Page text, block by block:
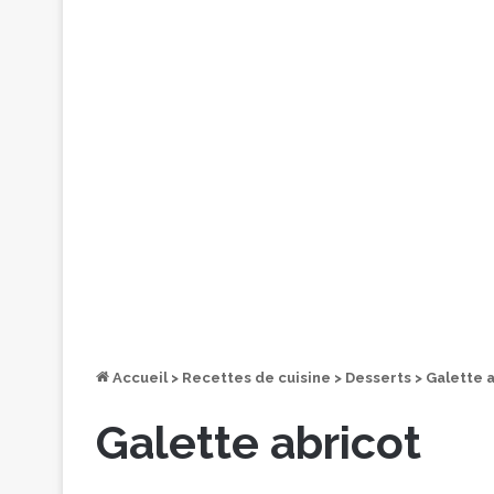
Accueil > Recettes de cuisine > Desserts > Galette
Galette abricot